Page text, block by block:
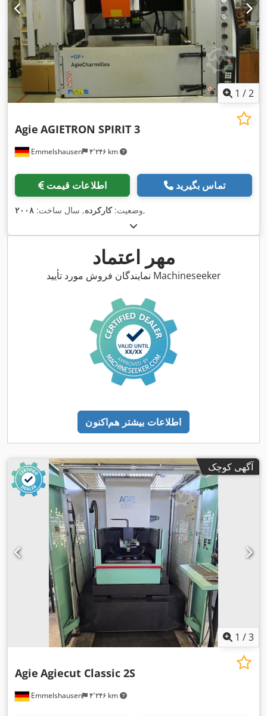
1 /2
Emmelshausen ۴٬۲۴۶ km
Agie AGIETRON SPIRIT 3
اطلاعات قیمت تماس بگیرید
وضعیت:کارکرده, سال ساخت: ۲۰۰۸ ,
مهر اعتماد
نمایندگان فروش مورد تأیید Machineseeker
اطلاعات بیشتر هم‌اکنون
آگهی کوچک
1 /3
Emmelshausen ۴٬۲۴۶ km
Agie Agiecut Classic 2S